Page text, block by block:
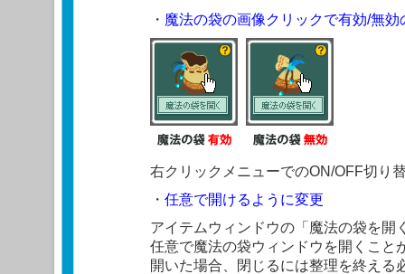
・ 魔法の袋の画像クリックで有効/無
右クリックメニューでのON/OFF切り
・ 任意で開けるように変更
アイテムウィンドウの「魔法の袋を開
任意で魔法の袋ウィンドウを開くこと
開いた場合、閉じるには整理を終える